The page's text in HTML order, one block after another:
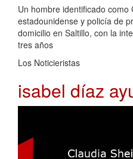
Un hombre identificado como
estadounidense y policía de
domicilio en Saltillo, con la
tres años
Los Noticieristas
isabel díaz